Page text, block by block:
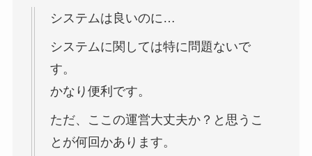
システムは良いのに…
システムに関しては特に問題ないで
す。
かなり便利です。
ただ、ここの運営大丈夫か？と思うこ
とが何回かあります。